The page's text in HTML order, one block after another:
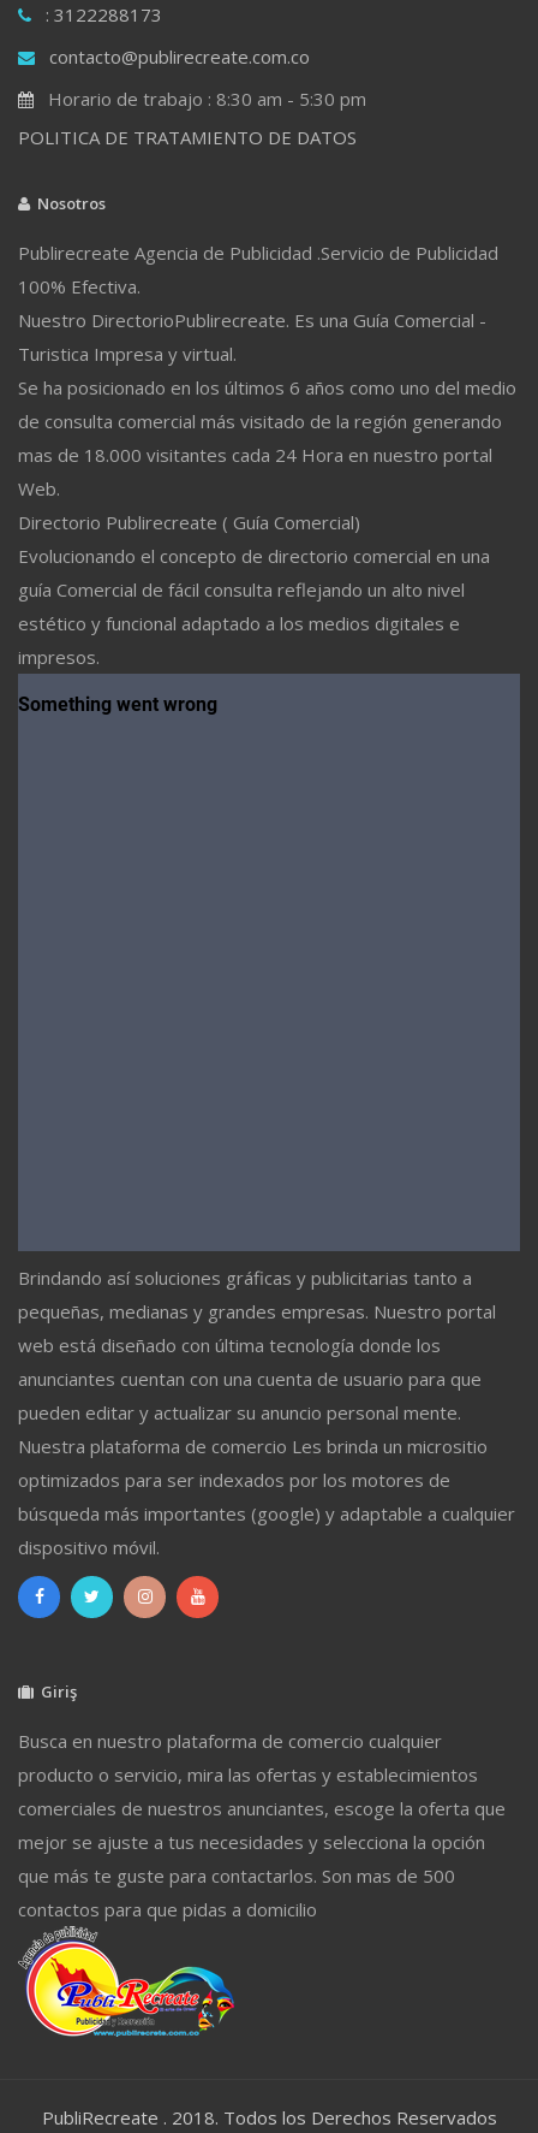
: 3122288173
contacto@publirecreate.com.co
Horario de trabajo : 8:30 am - 5:30 pm
POLITICA DE TRATAMIENTO DE DATOS
Nosotros
Publirecreate Agencia de Publicidad .Servicio de Publicidad
100% Efectiva.
Nuestro DirectorioPublirecreate. Es una Guía Comercial -
Turistica Impresa y virtual.
Se ha posicionado en los últimos 6 años como uno del medio
de consulta comercial más visitado de la región generando
mas de 18.000 visitantes cada 24 Hora en nuestro portal
Web.
Directorio Publirecreate ( Guía Comercial)
Evolucionando el concepto de directorio comercial en una
guía Comercial de fácil consulta reflejando un alto nivel
estético y funcional adaptado a los medios digitales e
impresos.
Brindando así soluciones gráficas y publicitarias tanto a
pequeñas, medianas y grandes empresas. Nuestro portal
web está diseñado con última tecnología donde los
anunciantes cuentan con una cuenta de usuario para que
pueden editar y actualizar su anuncio personal mente.
Nuestra plataforma de comercio Les brinda un micrositio
optimizados para ser indexados por los motores de
búsqueda más importantes (google) y adaptable a cualquier
dispositivo móvil.
Giriş
Busca en nuestro plataforma de comercio cualquier
producto o servicio, mira las ofertas y establecimientos
comerciales de nuestros anunciantes, escoge la oferta que
mejor se ajuste a tus necesidades y selecciona la opción
que más te guste para contactarlos. Son mas de 500
contactos para que pidas a domicilio
PubliRecreate . 2018. Todos los Derechos Reservados